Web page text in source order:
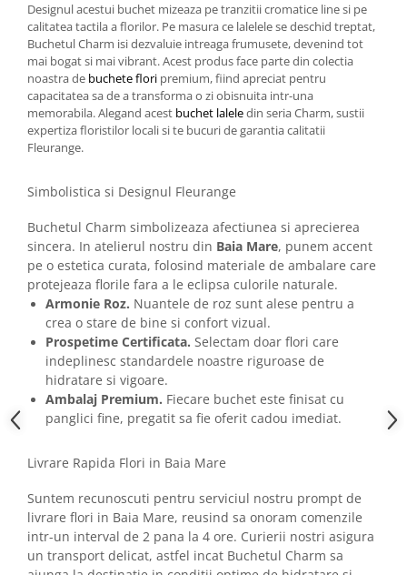
Designul acestui buchet mizeaza pe tranzitii cromatice line si pe
calitatea tactila a florilor. Pe masura ce lalelele se deschid treptat,
Buchetul Charm isi dezvaluie intreaga frumusete, devenind tot
mai bogat si mai vibrant. Acest produs face parte din colectia
noastra de buchete flori premium, fiind apreciat pentru
capacitatea sa de a transforma o zi obisnuita intr-una
memorabila. Alegand acest buchet laleledin seria Charm, sustii
expertiza floristilor locali si te bucuri de garantia calitatii
Fleurange.
Simbolistica si Designul Fleurange
Buchetul Charm simbolizeaza afectiunea si aprecierea
sincera. In atelierul nostru din Baia Mare, punem accent
pe o estetica curata, folosind materiale de ambalare care
protejeaza florile fara a le eclipsa culorile naturale.
Armonie Roz. Nuantele de roz sunt alese pentru a
crea o stare de bine si confort vizual.
Prospetime Certificata. Selectam doar flori care
indeplinesc standardele noastre riguroase de
hidratare si vigoare.
Ambalaj Premium. Fiecare buchet este finisat cu
panglici fine, pregatit sa fie oferit cadou imediat.
Livrare Rapida Flori in Baia Mare
Suntem recunoscuti pentru serviciul nostru prompt de
livrare flori in Baia Mare, reusind sa onoram comenzile
intr-un interval de 2 pana la 4 ore. Curierii nostri asigura
un transport delicat, astfel incat Buchetul Charm sa